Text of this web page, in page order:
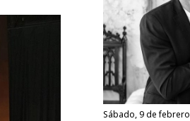
sábado, 9 de